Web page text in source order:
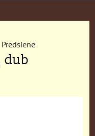
Predsiene
dub